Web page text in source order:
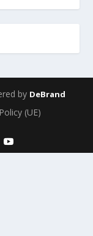
by DeBrand
(UE)